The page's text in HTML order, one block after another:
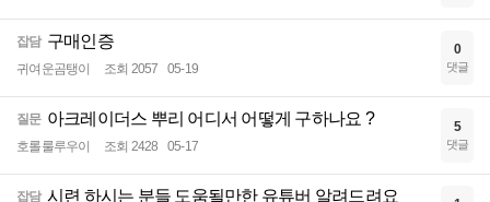
잡담 구매인증
귀여운곰탱이 조회 2057 05-19
0
댓글
질문 아크레이더스 뿌리 어디서 어떻게 구하나요 ?
호롤룰루우이 조회 2428 05-17
5
댓글
잡담 시련 하시는 분들 도움될만한 유튜버 알려드려요